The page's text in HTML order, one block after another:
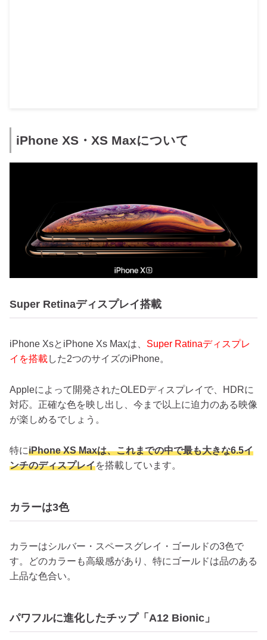
iPhone XS・XS Maxについて
Super Retinaディスプレイ搭載
iPhone XsとiPhone Xs Maxは、 Super Ratinaディスプレ
イを搭載した2つのサイズのiPhone。
Appleによって開発されたOLEDディスプレイで、HDRに
対応。正確な色を映し出し、今まで以上に迫力のある映像
が楽しめるでしょう。
特にiPhone XS Maxは、これまでの中で最も大きな6.5イ
ンチのディスプレイを搭載しています。
カラーは3色
カラーはシルバー・スペースグレイ・ゴールドの3色で
す。どのカラーも高級感があり、特にゴールドは品のある
上品な色合い。
パワフルに進化したチップ「A12 Bionic」